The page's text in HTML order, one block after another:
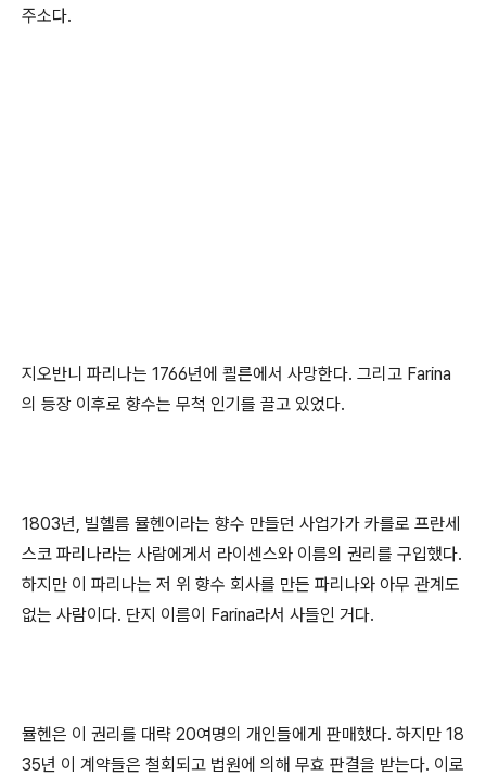
주소다.
지오반니 파리나는 1766년에 쾰른에서 사망한다. 그리고 Farina
의 등장 이후로 향수는 무척 인기를 끌고 있었다.
1803년, 빌헬름 뮬헨이라는 향수 만들던 사업가가 카를로 프란세
스코 파리나라는 사람에게서 라이센스와 이름의 권리를 구입했다.
하지만 이 파리나는 저 위 향수 회사를 만든 파리나와 아무 관계도
없는 사람이다. 단지 이름이 Farina라서 사들인 거다.
뮬헨은 이 권리를 대략 20여명의 개인들에게 판매했다. 하지만 18
35년 이 계약들은 철회되고 법원에 의해 무효 판결을 받는다. 이로